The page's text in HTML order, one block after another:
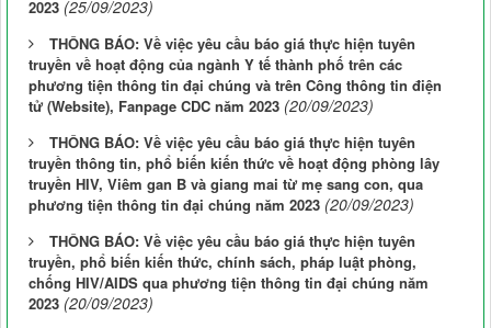
2023 (25/09/2023)
THÔNG BÁO: Về việc yêu cầu báo giá thực hiện tuyên
truyền về hoạt động của ngành Y tế thành phố trên các
phương tiện thông tin đại chúng và trên Công thông tin điện
tử (Website), Fanpage CDC năm 2023 (20/09/2023)
THÔNG BÁO: Về việc yêu cầu báo giá thực hiện tuyên
truyền thông tin, phổ biến kiến thức về hoạt động phòng lây
truyền HIV, Viêm gan B và giang mai từ mẹ sang con, qua
phương tiện thông tin đại chúng năm 2023 (20/09/2023)
THÔNG BÁO: Về việc yêu cầu báo giá thực hiện tuyên
truyền, phổ biến kiến thức, chính sách, pháp luật phòng,
chống HIV/AIDS qua phương tiện thông tin đại chúng năm
2023 (20/09/2023)